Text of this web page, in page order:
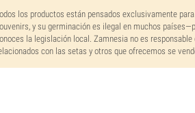
los productos están pensados exclusivamente
y su germinación es ilegal en muchos
la legislación local. Zamnesia no es
con las setas y otros que ofrecemos se